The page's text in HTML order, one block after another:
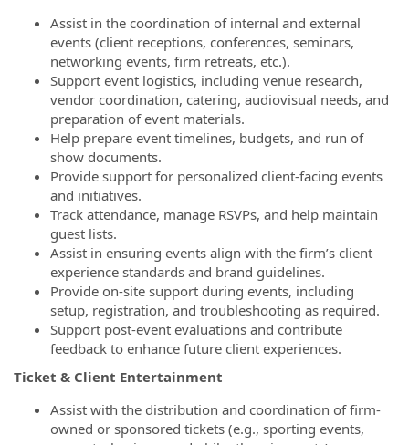
Assist in the coordination of internal and external
events (client receptions, conferences, seminars,
networking events, firm retreats, etc.).
Support event logistics, including venue research,
vendor coordination, catering, audiovisual needs, and
preparation of event materials.
Help prepare event timelines, budgets, and run of
show documents.
Provide support for personalized client-facing events
and initiatives.
Track attendance, manage RSVPs, and help maintain
guest lists.
Assist in ensuring events align with the firm’s client
experience standards and brand guidelines.
Provide on-site support during events, including
setup, registration, and troubleshooting as required.
Support post-event evaluations and contribute
feedback to enhance future client experiences.
Ticket & Client Entertainment
Assist with the distribution and coordination of firm-
owned or sponsored tickets (e.g., sporting events,